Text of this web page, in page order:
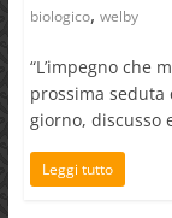
biologico, welby
“L’impegno che
prossima seduta
giorno, discusso
Leggi tutto